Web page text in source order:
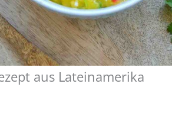
aus Lateinamerika